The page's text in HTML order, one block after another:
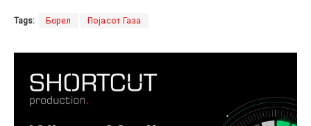
Tags: Борел Појасот Газа